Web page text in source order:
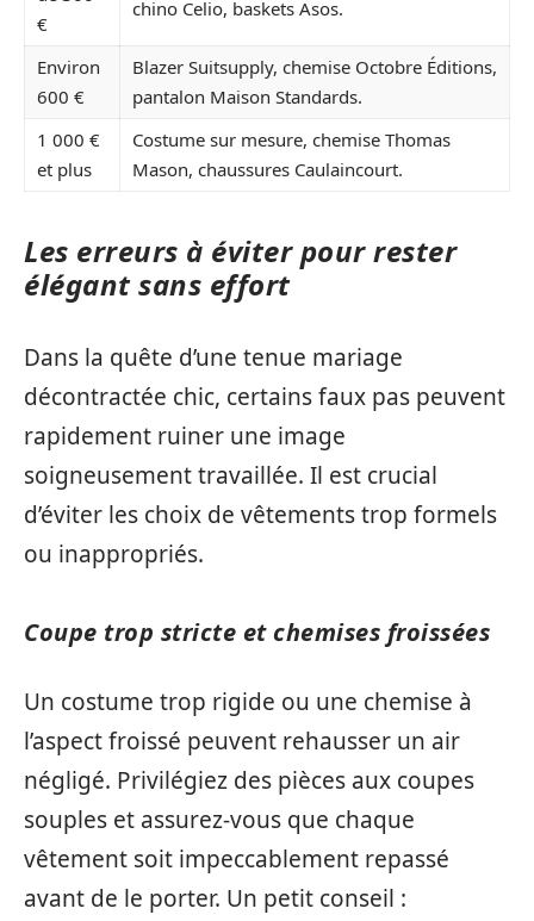
€
chino Celio, baskets Asos.
Environ
600 €
Blazer Suitsupply, chemise Octobre Éditions,
pantalon Maison Standards.
1 000 €
et plus
Costume sur mesure, chemise Thomas
Mason, chaussures Caulaincourt.
Les erreurs à éviter pour rester
élégant sans effort
Dans la quête d’une tenue mariage
décontractée chic, certains faux pas peuvent
rapidement ruiner une image
soigneusement travaillée. Il est crucial
d’éviter les choix de vêtements trop formels
ou inappropriés.
Coupe trop stricte et chemises froissées
Un costume trop rigide ou une chemise à
l’aspect froissé peuvent rehausser un air
négligé. Privilégiez des pièces aux coupes
souples et assurez-vous que chaque
vêtement soit impeccablement repassé
avant de le porter. Un petit conseil :